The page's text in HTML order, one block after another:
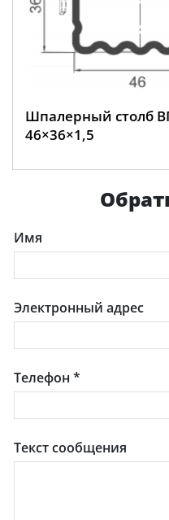
Шпалерный столб
46×36×1,5
Имя
Электронный адрес
Телефон*
Текст сообщения